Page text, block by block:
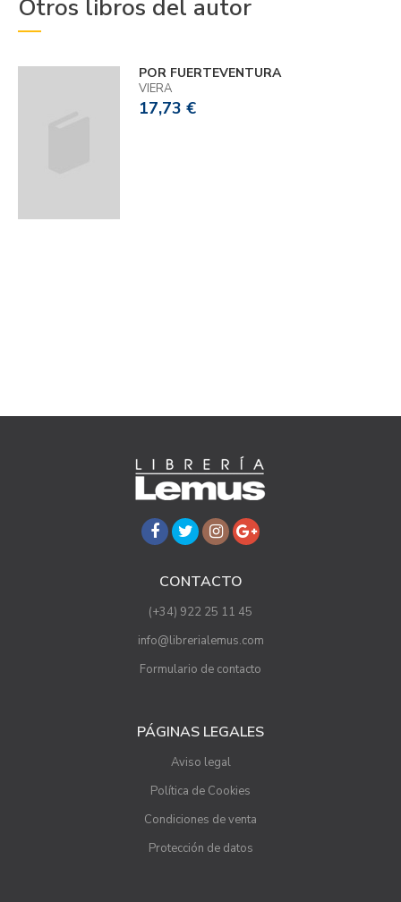
Otros libros del autor
POR FUERTEVENTURA
VIERA
17,73 €
CONTACTO
(+34) 922 25 11 45
info@librerialemus.com
Formulario de contacto
PÁGINAS LEGALES
Aviso legal
Política de Cookies
Condiciones de venta
Protección de datos